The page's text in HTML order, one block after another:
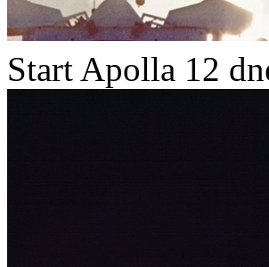
Start Apolla 12